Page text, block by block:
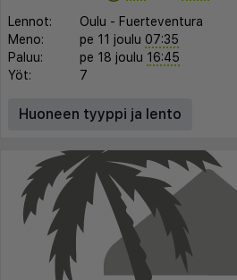
Lennot: Oulu - Fuerteventura
Meno:
pe 11 joulu 07:35
Paluu:
pe 18 joulu 16:45
Yöt:
7
Huoneen tyyppi ja lento